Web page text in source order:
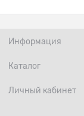
Информация
Каталог
Личный кабинет